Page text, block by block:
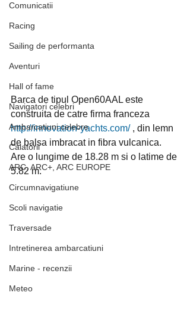
Comunicatii
Racing
Sailing de performanta
Aventuri
Hall of fame
Navigatori celebri
Ambarcatiuni celebre
Calatorii
ARC, ARC+, ARC EUROPE
Circumnavigatiune
Scoli navigatie
Traversade
Intretinerea ambarcatiuni
Marine - recenzii
Meteo
Barca de tipul Open60AAL este
construita de catre firma franceza
http://innovation-yachts.com/ , din lemn
de balsa imbracat in fibra vulcanica.
Are o lungime de 18.28 m si o latime de
5.82 m.